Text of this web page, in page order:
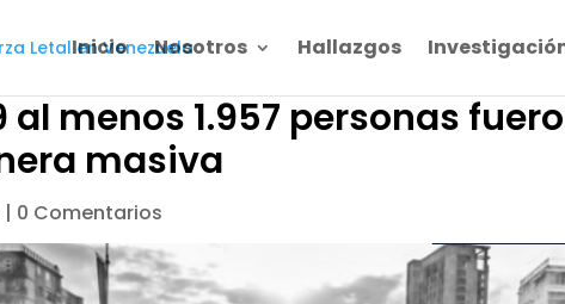
Inicio Nosotros Hallazgos
al menos 1.957 personas
masiva
| 0 Comentarios